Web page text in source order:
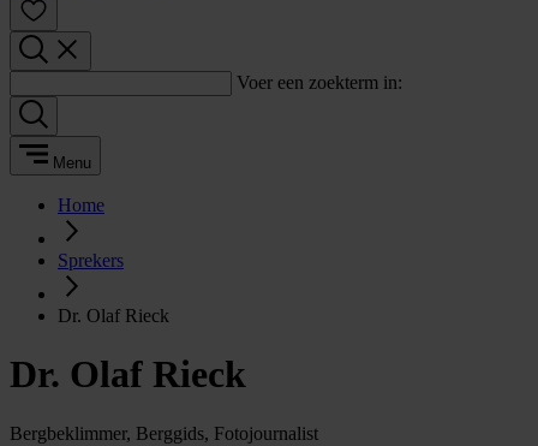
Voer een zoekterm in:
Menu
Home
Sprekers
Dr. Olaf Rieck
Dr. Olaf Rieck
Bergbeklimmer, Berggids, Fotojournalist